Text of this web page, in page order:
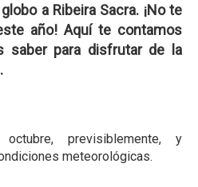
a Ribeira Sacra. ¡No te
año! Aquí te contamos
saber para disfrutar de la
previsiblemente, y
meteorológicas.